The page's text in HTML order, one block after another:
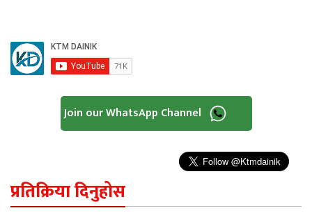
Join our WhatsApp Channel
प्रतिक्रिया दिनुहोस